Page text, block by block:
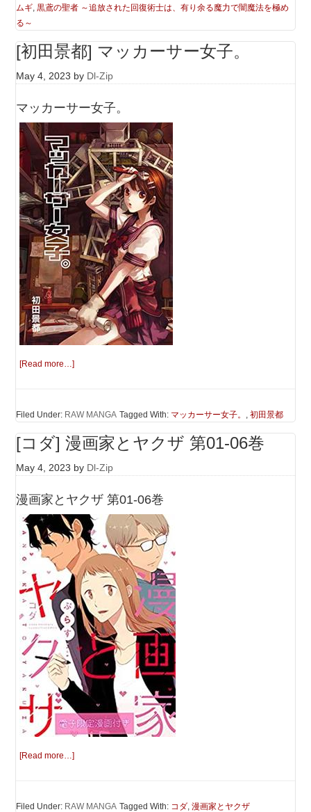
ムギ,黒鳶の聖者 ～追放された回復術士は、有り余る魔力で闇魔法を極め
る～
[初田景都] マッカーサー女子。
May 4, 2023 by Dl-Zip
マッカーサー女子。
[Read more…]
Filed Under: RAW MANGA Tagged With: マッカーサー女子。 ,初田景都
[コダ] 漫画家とヤクザ 第01-06巻
May 4, 2023 by Dl-Zip
漫画家とヤクザ 第01-06巻
[Read more…]
Filed Under: RAW MANGA Tagged With: コダ,漫画家とヤクザ